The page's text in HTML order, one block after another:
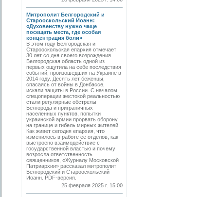
Митрополит Белгородский и
Старооскольский Иоанн:
«Духовенству нужно чаще
посещать места, где особая
концентрация боли»
В этом году Белгородская и
Старооскольская епархия отмечает
30 лет со дня своего возрождения.
Белгородская область одной из
первых ощутила на себе последствия
событий, произошедших на Украине в
2014 году. Десять лет беженцы,
спасаясь от войны в Донбассе,
искали защиты в России. С началом
спецоперации жестокой реальностью
стали регулярные обстрелы
Белгорода и приграничных
населенных пунктов, попытки
украинской армии прорвать оборону
на границе и гибель мирных жителей.
Как живет сегодня епархия, что
изменилось в работе ее отделов, как
выстроено взаимодействие с
государственной властью и почему
возросла ответственность
священников, «Журналу Московской
Патриархии» рассказал митрополит
Белгородский и Старооскольский
Иоанн. PDF-версия.
25 февраля 2025 г. 15:00